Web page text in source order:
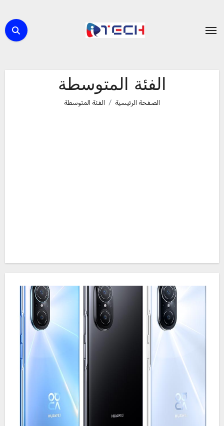
المحتوى
الفئة المتوسطة
الصفحة الرئيسية الفئة المتوسطة